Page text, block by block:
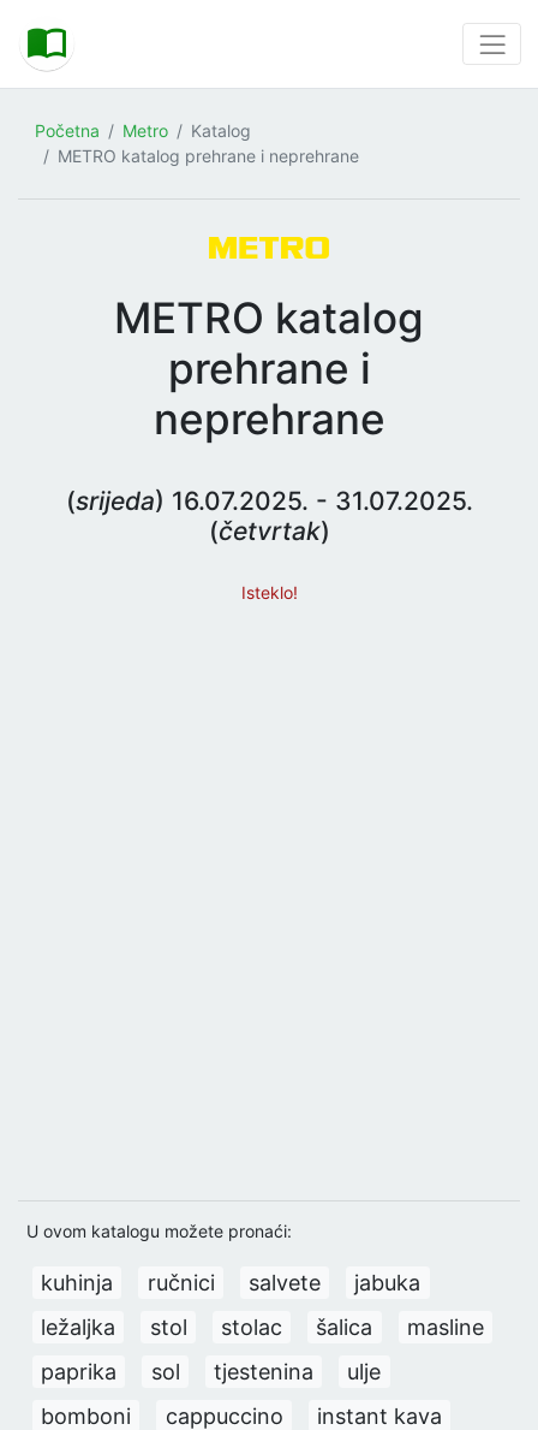
Početna Metro
Katalog
METRO katalog prehrane i neprehrane
METRO katalog
prehrane i
neprehrane
(srijeda) 16.07.2025. - 31.07.2025.
(četvrtak)
Isteklo!
U ovom katalogu možete pronaći:
kuhinja ručnici salvete
jabuka
ležaljka
stol stolac šalica
masline
paprika
sol tjestenina
ulje
bomboni
cappuccino
instant kava